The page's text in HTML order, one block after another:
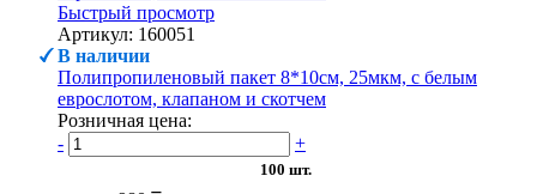
Быстрый просмотр
Артикул: 160051
В наличии
Полипропиленовый пакет 8*10см, 25мкм, с белым
еврослотом, клапаном и скотчем
Розничная цена:
-
+
100 шт.